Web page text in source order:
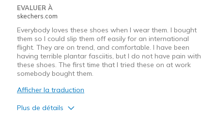
Width
Sizing
View On Shoes
I'm Really Into Shoes
EVALUER À
skechers.com
Everybody loves these shoes when I wear them. I bought
them so I could slip them off easily for an international
flight. They are on trend, and comfortable. I have been
having terrible plantar fasciitis, but I do not have pain with
these shoes. The first time that I tried these on at work
somebody bought them.
Afficher la traduction
Plus de détails